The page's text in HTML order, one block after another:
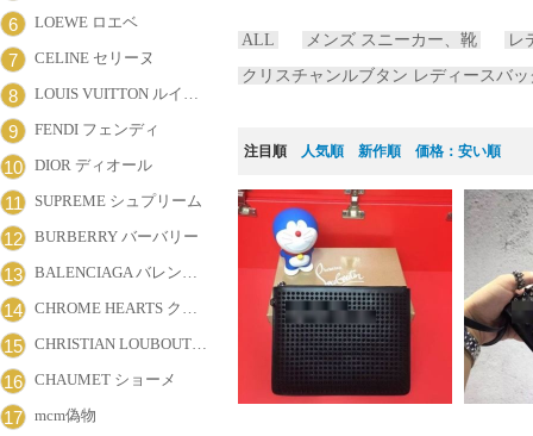
6 LOEWE ロエベ
7 CELINE セリーヌ
8 LOUIS VUITTON ルイヴィトン
9 FENDI フェンディ
10 DIOR ディオール
11 SUPREME シュプリーム
12 BURBERRY バーバリー
13 BALENCIAGA バレンシアガ
14 CHROME HEARTS クロムハーツ
15 CHRISTIAN LOUBOUTIN クリスチャン・ルブタン
16 CHAUMET ショーメ
17 mcm偽物
ALL メンズ スニーカー、靴
レ
クリスチャンルブタン レディースバッ
注目順 人気順 新作順 価格：安い順